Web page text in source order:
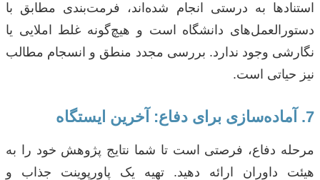
استنادها به درستی انجام شده‌اند، فرمت‌بندی مطابق با
دستورالعمل‌های دانشگاه است و هیچ‌گونه غلط املایی یا
نگارشی وجود ندارد. بررسی مجدد منطق و انسجام مطالب
نیز حیاتی است.
7. آماده‌سازی برای دفاع: آخرین ایستگاه
مرحله دفاع، فرصتی است تا شما نتایج پژوهش خود را به
هیئت داوران ارائه دهید. تهیه یک پاورپوینت جذاب و